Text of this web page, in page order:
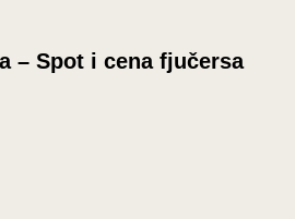
– Spot i cena fjučersa